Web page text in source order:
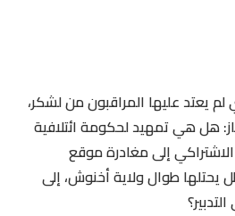
لم يعتد عليها المراقبون من لشكر،
هل هي تمهيد لحكومة ائتلافية
إلى مغادرة موقع
يحتلها طوال ولاية أخنوش، إلى